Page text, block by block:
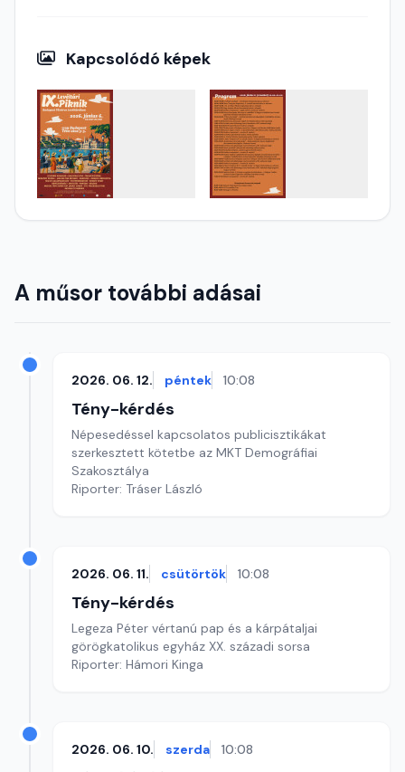
Kapcsolódó képek
A műsor további adásai
2026. 06. 12. péntek 10:08
Tény-kérdés
Népesedéssel kapcsolatos publicisztikákat
szerkesztett kötetbe az MKT Demográfiai
Szakosztálya
Riporter: Tráser László
2026. 06. 11. csütörtök 10:08
Tény-kérdés
Legeza Péter vértanú pap és a kárpátaljai
görögkatolikus egyház XX. századi sorsa
Riporter: Hámori Kinga
2026. 06. 10. szerda 10:08